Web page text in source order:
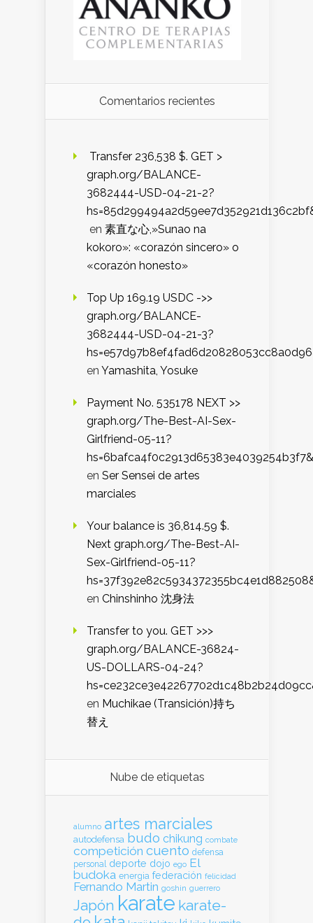
Comentarios recientes
️ Transfer 236,538 $. GET >
graph.org/BALANCE-
3682444-USD-04-21-2?
en 素直な心,»Sunao na
kokoro»: «corazón sincero» o
«corazón honesto»
Top Up 169.19 USDC ->>
graph.org/BALANCE-
3682444-USD-04-21-3?
en Yamashita, Yosuke
Payment No. 535178 NEXT >>
graph.org/The-Best-AI-Sex-
Girlfriend-05-11?
hs=6bafca4f0c2913d65383e4039254b3f7&
en Ser Sensei de artes
marciales
Your balance is 36,814.59 $.
Next graph.org/The-Best-AI-
Sex-Girlfriend-05-11?
en Chinshinho 沈身法
Transfer to you. GET >>>
graph.org/BALANCE-36824-
US-DOLLARS-04-24?
en Muchikae (Transición)持ち
替え
Nube de etiquetas
alumno artes marciales
autodefensa budo chikung combate
competición cuento defensa
personal deporte dojo ego El
budoka energia federación felicidad
Fernando Martin goshin guerrero
Japón karate karate-